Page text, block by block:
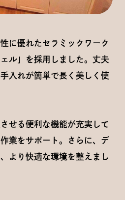
に優れたセラミックワーク
ル」を採用しました。丈夫
入れが簡単で長く美しく使
せる便利な機能が充実して
業をサポート。さらに、デ
より快適な環境を整えまし